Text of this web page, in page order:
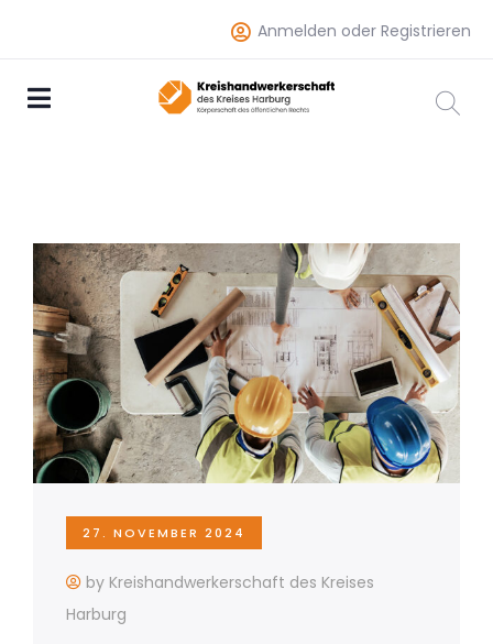
Anmelden oder Registrieren
27. NOVEMBER 2024
by Kreishandwerkerschaft des Kreises
Harburg